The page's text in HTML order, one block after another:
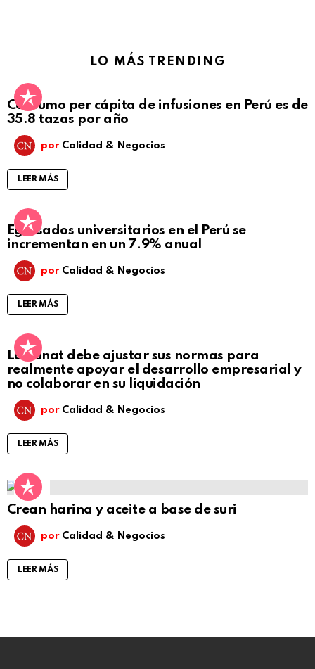
LO MÁS TRENDING
Consumo per cápita de infusiones en Perú es de
35.8 tazas por año
por Calidad & Negocios
LEER MÁS
Egresados universitarios en el Perú se
incrementan en un 7.9% anual
por Calidad & Negocios
LEER MÁS
La Sunat debe ajustar sus normas para
realmente apoyar el desarrollo empresarial y
no colaborar en su liquidación
por Calidad & Negocios
LEER MÁS
4 Comentarios
Crean harina y aceite a base de suri
por Calidad & Negocios
LEER MÁS